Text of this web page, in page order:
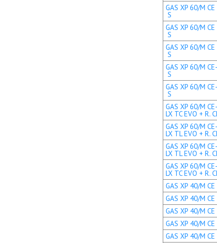
GAS XP 60/M
S
GAS XP 60/M
S
GAS XP 60/M
S
GAS XP 60/M
S
GAS XP 60/M
S
GAS XP 60/M
LX TC EVO + R.
GAS XP 60/M
LX TL EVO + R.
GAS XP 60/M
LX TL EVO + R.
GAS XP 60/M
LX TC EVO + R.
GAS XP 40/M CE
GAS XP 40/M
GAS XP 40/M
GAS XP 40/M
GAS XP 40/M